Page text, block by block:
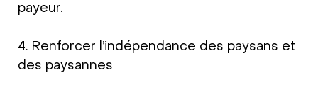
payeur.
4. Ren­forcer l’in­dé­pen­dance des paysans et
des paysan­nes